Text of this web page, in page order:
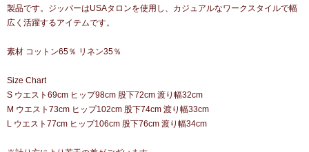
製品です。ジッパーはUSAタロンを使用し、カジュアルなワークスタイルで幅
広く活躍するアイテムです。
素材 コットン65％ リネン35％
Size Chart
S ウエスト69cm ヒップ98cm 股下72cm 渡り幅32cm
M ウエスト73cm ヒップ102cm 股下74cm 渡り幅33cm
L ウエスト77cm ヒップ106cm 股下76cm 渡り幅34cm